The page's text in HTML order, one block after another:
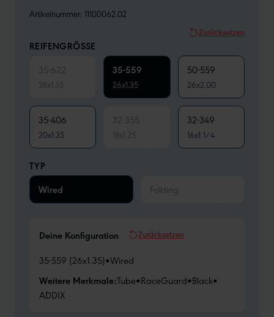
Artikelnummer: 11100062.02
Zurücksetzen
REIFENGRÖSSE
35-622
28x1.35
35-559
26x1.35
50-559
26x2.00
35-406
20x1.35
32-355
18x1.25
32-349
16x1 1/4
TYP
Wired
Folding
Deine Konfiguration Zurücksetzen
35-559 (26x1.35)•Wired
Weitere Merkmale:Tube•RaceGuard•Black•
ADDIX